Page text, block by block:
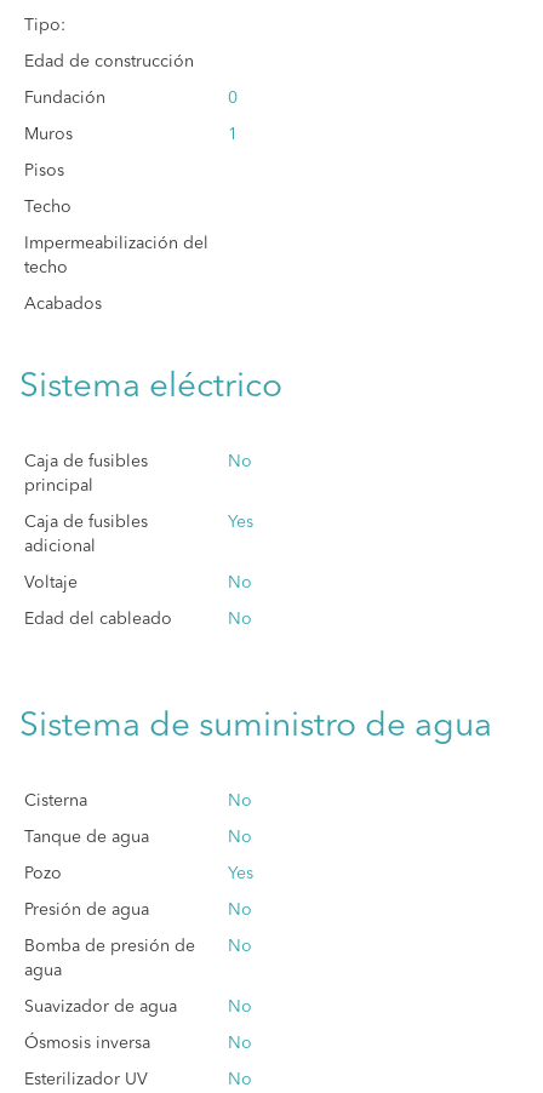
Tipo:
Edad de construcción
Fundación 0
Muros 1
Pisos
Techo
Impermeabilización del
techo
Acabados
Sistema eléctrico
Caja de fusibles
principal
No
Caja de fusibles
adicional
Yes
Voltaje No
Edad del cableado No
Sistema de suministro de agua
Cisterna No
Tanque de agua No
Pozo Yes
Presión de agua No
Bomba de presión de
agua
No
Suavizador de agua No
Ósmosis inversa No
Esterilizador UV No